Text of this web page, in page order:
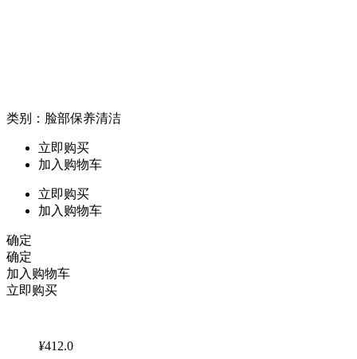
类别：脸部保养清洁
立即购买
加入购物车
立即购买
加入购物车
确定
确定
加入购物车
立即购买
¥412.0